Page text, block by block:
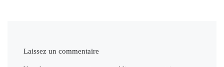
Laissez un commentaire